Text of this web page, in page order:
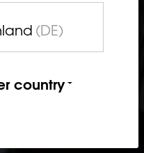
(DE)
country